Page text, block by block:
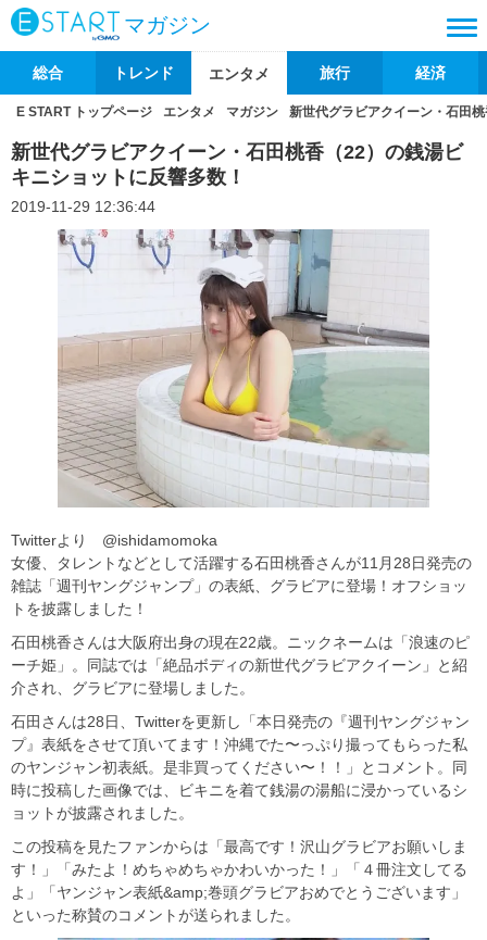
マガジン
総合 トレンド エンタメ 旅行 経済
E START トップページ エンタメ マガジン 新世代グラビアクイーン・石田
新世代グラビアクイーン・石田桃香（22）の銭湯ビ
キニショットに反響多数！
2019-11-29 12:36:44
Twitterより @ishidamomoka
女優、タレントなどとして活躍する石田桃香さんが11月28日発売の
雑誌「週刊ヤングジャンプ」の表紙、グラビアに登場！オフショッ
トを披露しました！
石田桃香さんは大阪府出身の現在22歳。ニックネームは「浪速のピ
ーチ姫」。同誌では「絶品ボディの新世代グラビアクイーン」と紹
介され、グラビアに登場しました。
石田さんは28日、Twitterを更新し「本日発売の『週刊ヤングジャン
プ』表紙をさせて頂いてます！沖縄でた〜っぷり撮ってもらった私
のヤンジャン初表紙。是非買ってください〜！！」とコメント。同
時に投稿した画像では、ビキニを着て銭湯の湯船に浸かっているシ
ョットが披露されました。
この投稿を見たファンからは「最高です！沢山グラビアお願いしま
す！」「みたよ！めちゃめちゃかわいかった！」「４冊注文してる
よ」「ヤンジャン表紙&amp;巻頭グラビアおめでとうございます」
といった称賛のコメントが送られました。